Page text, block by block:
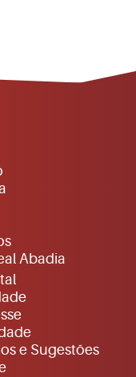
Abadia
e Sugestões